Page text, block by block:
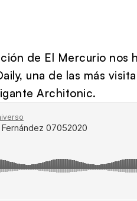
de El Mercurio nos
una de las más
Architonic.